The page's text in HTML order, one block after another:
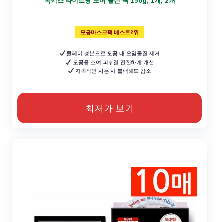
모공마스크팩 베스트2위
클레이 성분으로 모공 내 오염물질 제거
모공을 조여 피부결 잔잔하게 개선
지속적인 사용 시 블랙헤드 감소
최저가 보기